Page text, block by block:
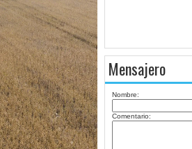
Mensajero
Nombre:
Comentario: